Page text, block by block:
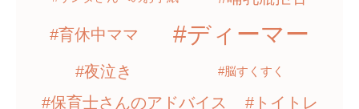
#育休中ママ #ディーマー
#夜泣き #脳すくすく
#保育士さんのアドバイス #トイトレ